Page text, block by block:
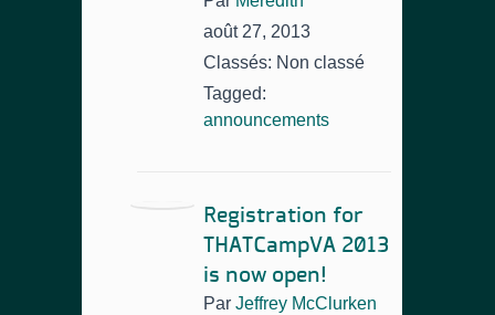
août 27, 2013
Classés: Non classé
Tagged:
announcements
Registration for
THATCampVA 2013
is now open!
Par Jeffrey McClurken